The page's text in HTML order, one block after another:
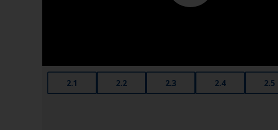
2.1 2.2 2.3 2.4 2.5